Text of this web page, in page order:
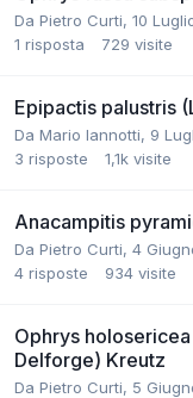
Da Pietro Curti, 10
1 risposta 729 visite
Epipactis palustris
Da Mario Iannotti, 9
3 risposte 1,1k visite
Anacampitis
Da Pietro Curti, 4
4 risposte 934 visite
Ophrys
Delforge) Kreutz
Da Pietro Curti, 5